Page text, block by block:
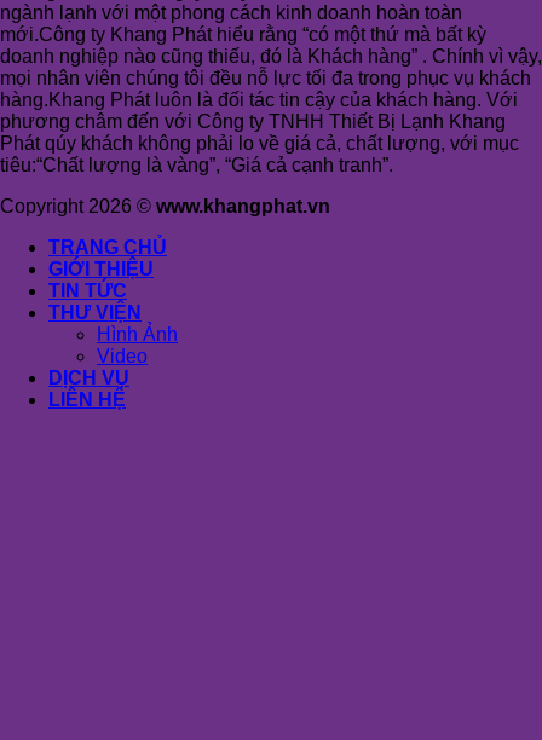
ngành lạnh với một phong cách kinh doanh hoàn toàn
mới.Công ty Khang Phát hiểu rằng “có một thứ mà bất kỳ
doanh nghiệp nào cũng thiếu, đó là Khách hàng” . Chính vì vậy,
mọi nhân viên chúng tôi đều nỗ lực tối đa trong phục vụ khách
hàng.Khang Phát luôn là đối tác tin cậy của khách hàng. Với
phương châm đến với Công ty TNHH Thiết Bị Lạnh Khang
Phát qúy khách không phải lo về giá cả, chất lượng, với mục
tiêu:“Chất lượng là vàng”, “Giá cả cạnh tranh”.
Copyright 2026 © www.khangphat.vn
TRANG CHỦ
GIỚI THIỆU
TIN TỨC
THƯ VIỆN
Hình Ảnh
Video
DỊCH VỤ
LIÊN HỆ